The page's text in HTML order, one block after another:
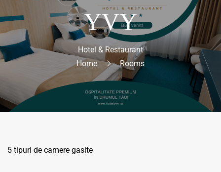
YVY
Hotel & Restaurant
Home
Rooms
5 tipuri de camere gasite